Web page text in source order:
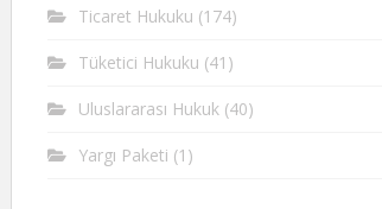
Ticaret Hukuku (174)
Tüketici Hukuku (41)
Uluslararası Hukuk (40)
Yargı Paketi (1)